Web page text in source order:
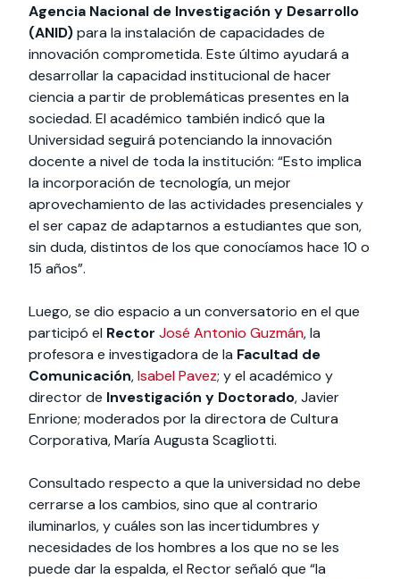
Agencia Nacional de Investigación y Desarrollo
(ANID)para la instalación de capacidades de
innovación comprometida. Este último ayudará a
desarrollar la capacidad institucional de hacer
ciencia a partir de problemáticas presentes en la
sociedad. El académico también indicó que la
Universidad seguirá potenciando la innovación
docente a nivel de toda la institución: “Esto implica
la incorporación de tecnología, un mejor
aprovechamiento de las actividades presenciales y
el ser capaz de adaptarnos a estudiantes que son,
sin duda, distintos de los que conocíamos hace 10 o
15 años”.
Luego, se dio espacio a un conversatorio en el que
participó el Rector José Antonio Guzmán, la
profesora e investigadora de la Facultad de
Comunicación,Isabel Pavez; y el académico y
director de Investigación y Doctorado, Javier
Enrione; moderados por la directora de Cultura
Corporativa, María Augusta Scagliotti.
Consultado respecto a que la universidad no debe
cerrarse a los cambios, sino que al contrario
iluminarlos, y cuáles son las incertidumbres y
necesidades de los hombres a los que no se les
puede dar la espalda, el Rector señaló que “la